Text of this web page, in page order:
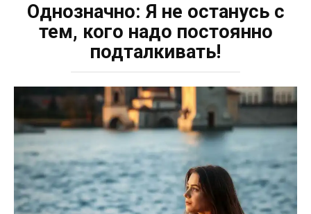
Однозначно: Я не останусь с
тем, кого надо постоянно
подталкивать!